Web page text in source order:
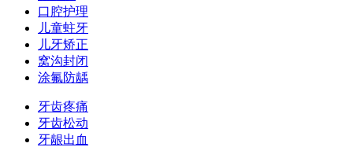
口腔护理
儿童蛀牙
儿牙矫正
窝沟封闭
涂氟防龋
牙齿疼痛
牙齿松动
牙龈出血